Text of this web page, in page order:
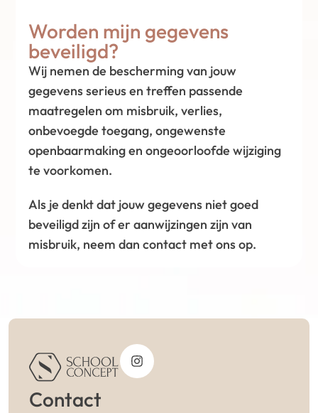
Worden mijn gegevens
beveiligd?
Wij nemen de bescherming van jouw
gegevens serieus en treffen passende
maatregelen om misbruik, verlies,
onbevoegde toegang, ongewenste
openbaarmaking en ongeoorloofde wijziging
te voorkomen.
Als je denkt dat jouw gegevens niet goed
beveiligd zijn of er aanwijzingen zijn van
misbruik, neem dan contact met ons op.
Contact